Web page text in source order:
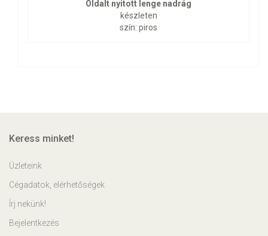
Oldalt nyitott lenge nadrág
készleten
szín: piros
Keress minket!
Üzleteink
Cégadatok, elérhetőségek
Írj nekünk!
Bejelentkezés